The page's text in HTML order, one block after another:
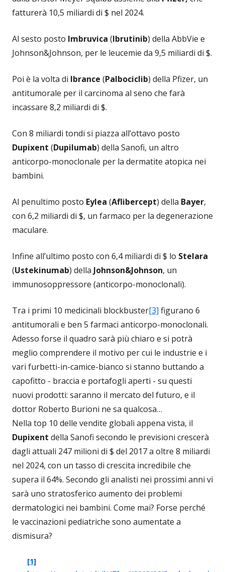
fatturerà 10,5 miliardi di $ nel 2024.
Al sesto posto Imbruvica (Ibrutinib) della AbbVie e
Johnson&Johnson, per le leucemie da 9,5 miliardi di $.
Poi è la volta di Ibrance (Palbociclib) della Pfizer, un
antitumorale per il carcinoma al seno che farà
incassare 8,2 miliardi di $.
Con 8 miliardi tondi si piazza all’ottavo posto
Dupixent (Dupilumab) della Sanofi, un altro
anticorpo-monoclonale per la dermatite atopica nei
bambini.
Al penultimo posto Eylea (Aflibercept) della Bayer,
con 6,2 miliardi di $, un farmaco per la degenerazione
maculare.
Infine all’ultimo posto con 6,4 miliardi di $ lo Stelara
(Ustekinumab) della Johnson&Johnson, un
immunosoppressore (anticorpo-monoclonali).
Tra i primi 10 medicinali blockbuster[3] figurano 6
antitumorali e ben 5 farmaci anticorpo-monoclonali.
Adesso forse il quadro sarà più chiaro e si potrà
meglio comprendere il motivo per cui le industrie e i
vari furbetti-in-camice-bianco si stanno buttando a
capofitto - braccia e portafogli aperti - su questi
nuovi prodotti: saranno il mercato del futuro, e il
dottor Roberto Burioni ne sa qualcosa…
Nella top 10 delle vendite globali appena vista, il
Dupixent della Sanofi secondo le previsioni crescerà
dagli attuali 247 milioni di $ del 2017 a oltre 8 miliardi
nel 2024, con un tasso di crescita incredibile che
supera il 64%. Secondo gli analisti nei prossimi anni vi
sarà uno stratosferico aumento dei problemi
dermatologici nei bambini. Come mai? Forse perché
le vaccinazioni pediatriche sono aumentate a
dismisura?
[1]